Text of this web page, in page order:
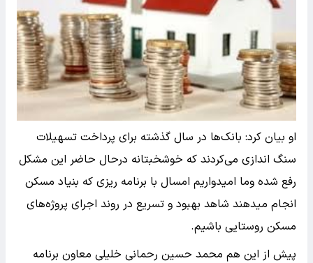
او بیان کرد: بانک‌ها در سال گذشته برای پرداخت تسهیلات
سنگ اندازی می‌کردند که خوشخبتانه درحال حاضر این مشکل
رفع شده وما امیدواریم امسال با برنامه ریزی که بنیاد مسکن
انجام میدهند شاهد بهبود و تسریع در روند اجرای پروژه‌های
مسکن روستایی باشیم.
پیش از این هم محمد حسین رحمانی خلیلی معاون برنامه